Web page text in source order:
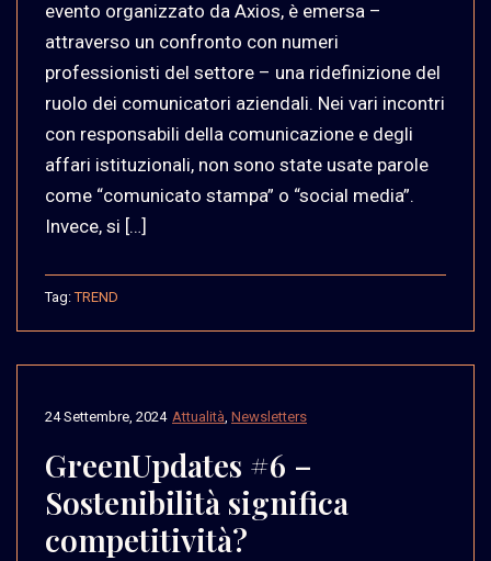
evento organizzato da Axios, è emersa –
attraverso un confronto con numeri
professionisti del settore – una ridefinizione del
ruolo dei comunicatori aziendali. Nei vari incontri
con responsabili della comunicazione e degli
affari istituzionali, non sono state usate parole
come “comunicato stampa” o “social media”.
Invece, si […]
Tag:TREND
Attualità Newsletters
24 Settembre, 2024
GreenUpdates #6 –
Sostenibilità significa
competitività?